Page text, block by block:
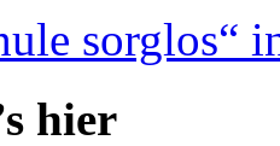
sorglos“
hier